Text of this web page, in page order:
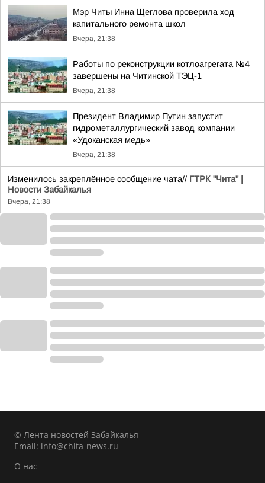
Мэр Читы Инна Щеглова проверила ход
капитального ремонта школ
Вчера, 21:38
Работы по реконструкции котлоагрегата №4
завершены на Читинской ТЭЦ-1
Вчера, 21:38
Президент Владимир Путин запустит
гидрометаллургический завод компании
«Удоканская медь»
Вчера, 21:38
Изменилось закреплённое сообщение чата// ГТРК "Чита" |
Новости Забайкалья
Вчера, 21:38
© Лента новостей Забайкалья
Email: info@chita-news.ru
О нас